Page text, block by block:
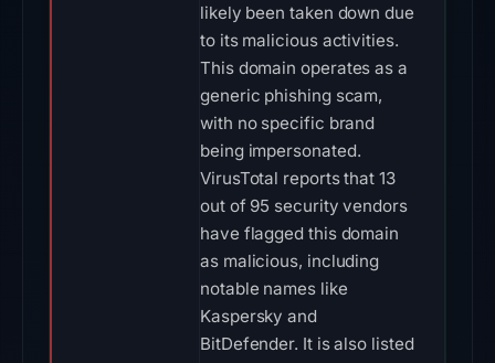
likely been taken down due
to its malicious activities.
This domain operates as a
generic phishing scam,
with no specific brand
being impersonated.
VirusTotal reports that 13
out of 95 security vendors
have flagged this domain
as malicious, including
notable names like
Kaspersky and
BitDefender. It is also listed